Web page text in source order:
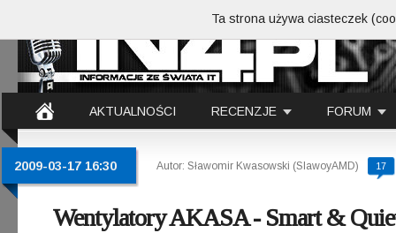
AKTUALNOŚCI RECENZJE FORUM
2009-03-17 16:30 Autor: Sławomir Kwasowski (SlawoyAMD) 17
Wentylatory AKASA - Smart &
Ta strona używa ciasteczek